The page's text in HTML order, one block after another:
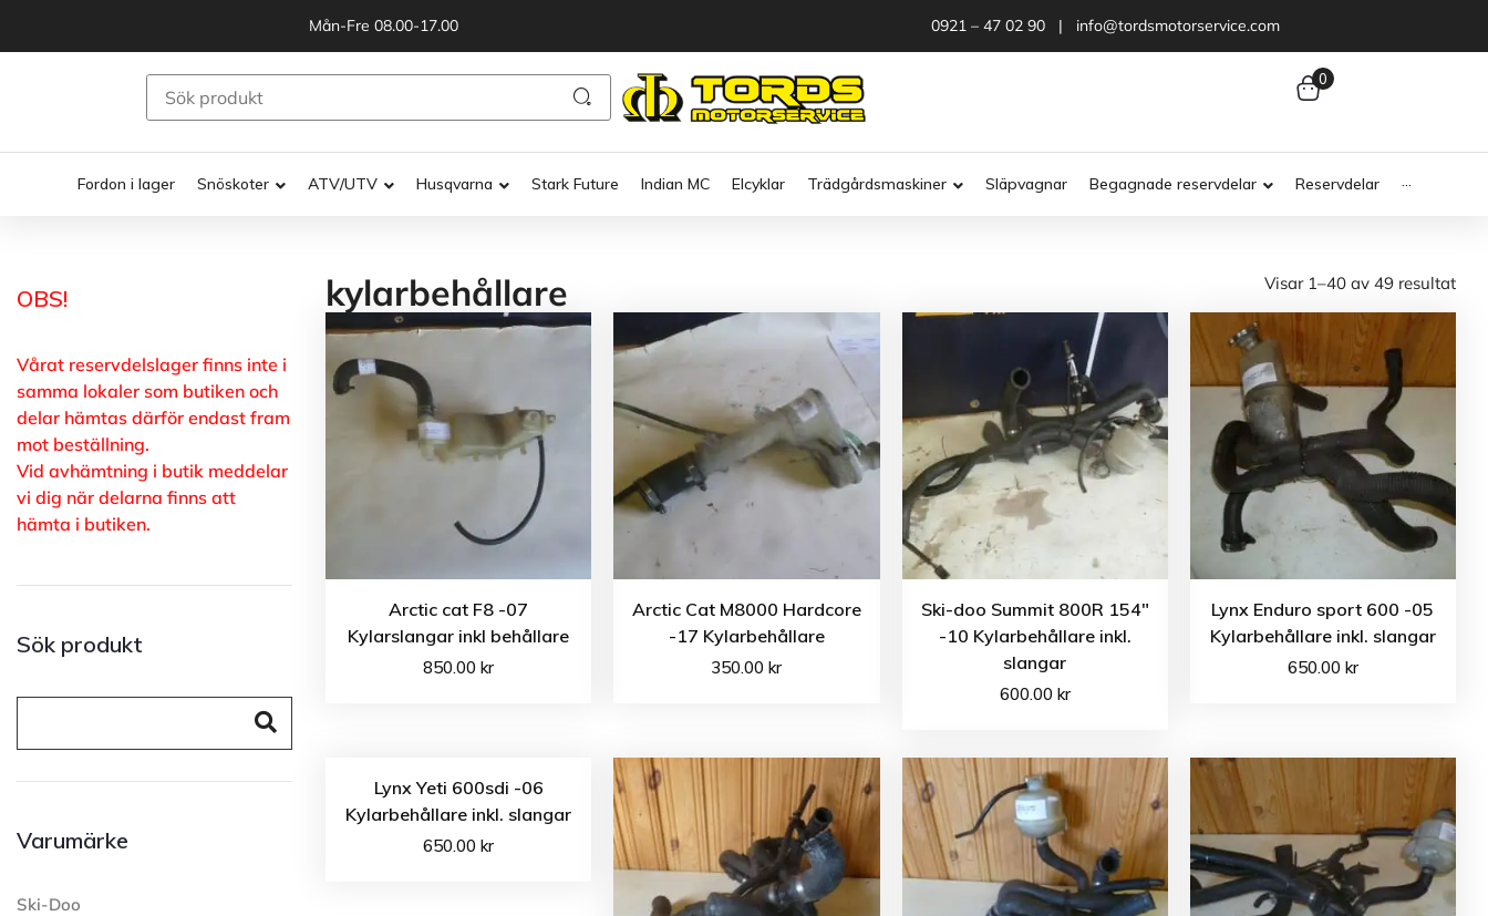
Mån-Fre 08.00-17.00 0921 – 47 02 90 | info@tordsmotorservice.com
0
Fordon i lager Snöskoter ATV/UTV Husqvarna Stark Future Indian MC Elcyklar Trädgårdsmaskiner Släpvagnar Begagnade reservdelar Reservdelar ···
OBS!
Vårat reservdelslager finns inte i
samma lokaler som butiken och
delar hämtas därför endast fram
mot beställning.
Vid avhämtning i butik meddelar
vi dig när delarna finns att
hämta i butiken.
Sök produkt
Varumärke
Ski-Doo
kylarbehållare Visar 1–40 av 49 resultat
Arctic cat F8 -07
Kylarslangar inkl behållare
850.00kr
Arctic Cat M8000 Hardcore
-17 Kylarbehållare
350.00kr
Ski-doo Summit 800R 154″
-10 Kylarbehållare inkl.
slangar
600.00 kr
Lynx Enduro sport 600 -05
Kylarbehållare inkl. slangar
650.00 kr
Lynx Yeti 600sdi -06
Kylarbehållare inkl. slangar
650.00kr